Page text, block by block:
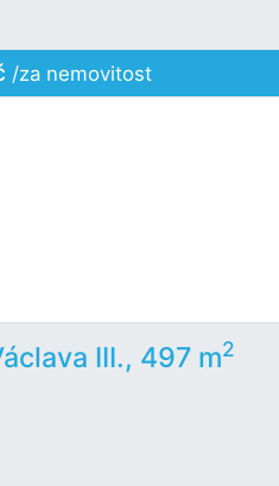
/za nemovitost
III., 497 m2